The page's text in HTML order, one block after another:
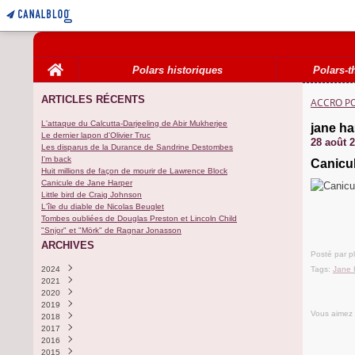
Home
Polars historiques Polars-
ARTICLES RÉCENTS
L'attaque du Calcutta-Darjeeling de Abir Mukherjee
Le dernier lapon d'Olivier Truc
Les disparus de la Durance de Sandrine Destombes
I'm back
Huit millions de façon de mourir de Lawrence Block
Canicule de Jane Harper
Little bird de Craig Johnson
L'île du diable de Nicolas Beuglet
Tombes oubliées de Douglas Preston et Lincoln Child
"Snjor" et "Mörk" de Ragnar Jonasson
ARCHIVES
2024
Novembre
Octobre
2021
Septembre
Août
2020
Décembre
2019
Août
2018
Décembre
Août
2017
Décembre
Juillet
2016
Octobre
2015
ACCRO
jane
28 août
Posté par
Tags: Jane
Vous aimez